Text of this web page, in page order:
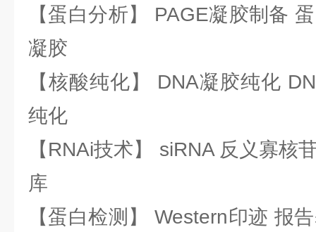
【蛋白分析】 PAGE凝胶制备
凝胶
【核酸纯化】 DNA凝胶纯化
纯化
【RNAi技术】 siRNA 反义寡核
库
【蛋白检测】 Western印迹 报